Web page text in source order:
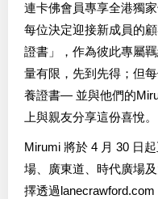
連卡佛會員專享全港獨
每位決定迎接新成員的
證書」，作為彼此專屬
量有限，先到先得；但
養證書— 並與他們的
上與親友分享這份喜悅。
Mirumi 將於 4 月 30 日
場、廣東道、時代廣場
擇透過